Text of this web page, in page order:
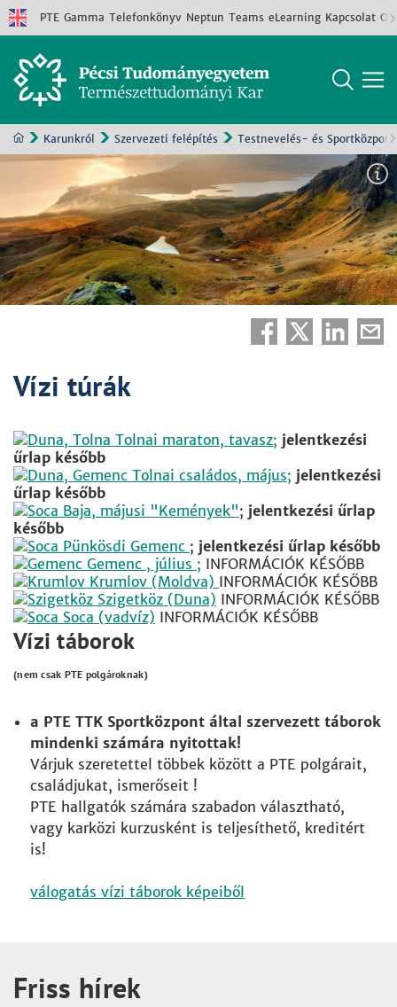
PTE Gamma Telefonkönyv Neptun Teams eLearning Kapcsolat
Karunkról Szervezeti felépítés Testnevelés- és Sportközpont
Vízi túrák
Tolnai maraton, tavasz; jelentkezési
űrlap később
Tolnai családos, május; jelentkezési
űrlap később
Baja, májusi "Kemények"; jelentkezési űrlap
később
Pünkösdi Gemenc ; jelentkezési űrlap később
Gemenc , július ; INFORMÁCIÓK KÉSŐBB
Krumlov (Moldva) INFORMÁCIÓK KÉSŐBB
Szigetköz (Duna) INFORMÁCIÓK KÉSŐBB
Soca (vadvíz) INFORMÁCIÓK KÉSŐBB
Vízi táborok
(nem csak PTE polgároknak)
a PTE TTK Sportközpont által szervezett táborok
mindenki számára nyitottak!
Várjuk szeretettel többek között a PTE polgárait,
családjukat, ismerőseit !
PTE hallgatók számára szabadon választható,
vagy karközi kurzusként is teljesíthető, kreditért
is!
válogatás vízi táborok képeiből
Friss hírek